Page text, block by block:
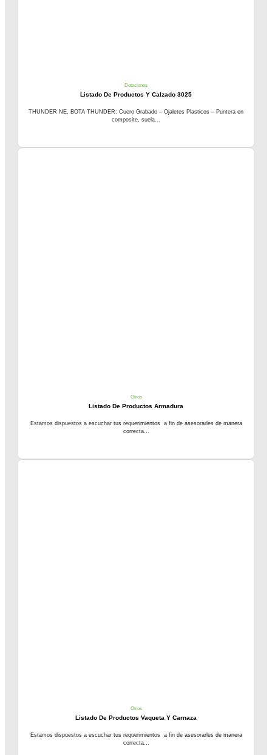
Dotaciones
Listado De Productos Y Calzado 3025
THUNDER NE, BOTA THUNDER: Cuero Grabado – Ojaletes Plasticos – Puntera en
composite, suela...
Otros
Listado De Productos Armadura
Estamos dispuestos a escuchar tus requerimientos a fin de asesorarles de manera
correcta...
Otros
Listado De Productos Vaqueta Y Carnaza
Estamos dispuestos a escuchar tus requerimientos a fin de asesorarles de manera
correcta...